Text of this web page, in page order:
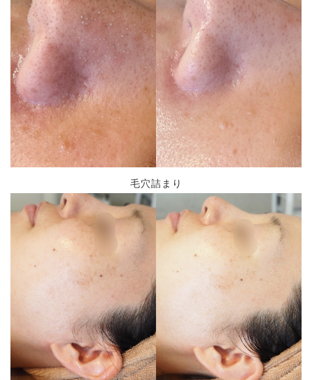
毛穴詰まり